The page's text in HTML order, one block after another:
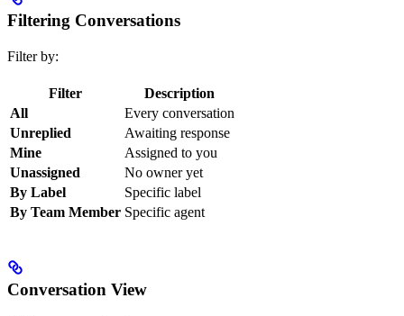
Filtering Conversations
Filter by:
Filter
Description
All
Every conversation
Unreplied
Awaiting response
Mine
Assigned to you
Unassigned
No owner yet
By Label
Specific label
By Team Member Specific agent
Conversation View